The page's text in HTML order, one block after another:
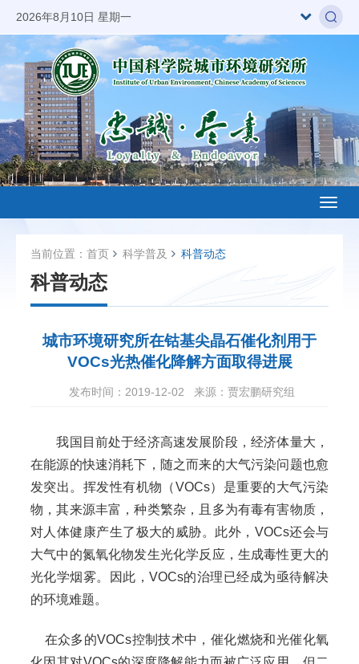
2026年8月10日 星期一
当前位置： 首页 科学普及 科普动态
科普动态
城市环境研究所在钴基尖晶石催化剂用于
VOCs光热催化降解方面取得进展
发布时间：2019-12-02 来源：贾宏鹏研究组
我国目前处于经济高速发展阶段，经济体量大，
在能源的快速消耗下，随之而来的大气污染问题也愈
发突出。挥发性有机物（VOCs）是重要的大气污染
物，其来源丰富，种类繁杂，且多为有毒有害物质，
对人体健康产生了极大的威胁。此外，VOCs还会与
大气中的氮氧化物发生光化学反应，生成毒性更大的
光化学烟雾。因此，VOCs的治理已经成为亟待解决
的环境难题。
在众多的VOCs控制技术中，催化燃烧和光催化氧